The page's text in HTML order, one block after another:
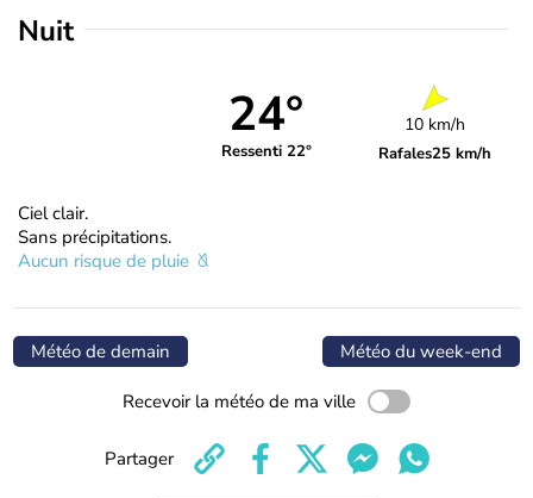
Nuit
24°
Ressenti 22°
10 km/h
Rafales25 km/h
Ciel clair.
Sans précipitations.
Aucun risque de pluie
Météo de demain Météo du week-end
Recevoir la météo de ma ville
Partager